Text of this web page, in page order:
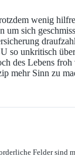
wenig
sich
so unkritisch
des Lebens
mehr Sinn zu
Felder sind